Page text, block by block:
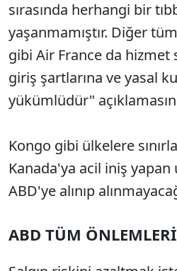
sırasında herhangi bir
yaşanmamıştır. Diğer
gibi Air France da
giriş şartlarına ve yasal
yükümlüdür"
Kongo gibi ülkelere
Kanada'ya acil iniş yapan
ABD'ye alınıp
ABD TÜM